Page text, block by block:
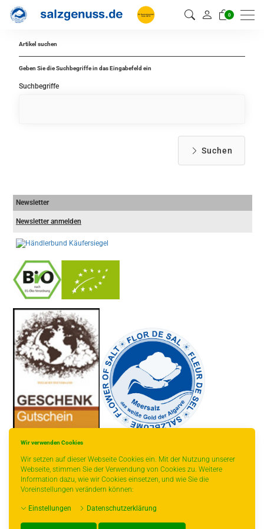
Wir verwenden Cookies
Wir setzen auf dieser Webseite Cookies ein. Mit der Nutzung unserer
Webseite, stimmen Sie der Verwendung von Cookies zu. Weitere
Information dazu, wie wir Cookies einsetzen, und wie Sie die
Voreinstellungen verändern können:
Einstellungen Datenschutzerklärung
0
Artikel suchen
Geben Sie die Suchbegriffe in das Eingabefeld ein
Suchbegriffe
Suchen
Newsletter
Newsletter anmelden
* gilt für Lieferungen innerhalb Deutschlands, Lieferzeiten für andere
Länder entnehmen Sie bitte der Schaltfläche mit den
Versandinformationen.